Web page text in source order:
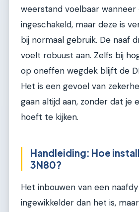
weerstand voelbaar wanneer
ingeschakeld, maar deze is
bij normaal gebruik. De naaf
voelt robuust aan. Zelfs bij
op oneffen wegdek blijft de
Het is een gevoel van
gaan altijd aan, zonder dat je
hoeft te kijken.
Handleiding: Hoe
3N80?
Het inbouwen van een
ingewikkelder dan het is,